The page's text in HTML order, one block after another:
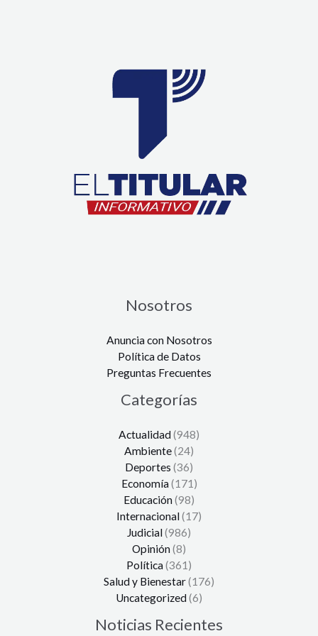
Nosotros
Anuncia con Nosotros
Política de Datos
Preguntas Frecuentes
Categorías
Actualidad(948)
Ambiente(24)
Deportes (36)
Economía(171)
Educación(98)
Internacional(17)
Judicial(986)
Opinión(8)
Política(361)
Salud y Bienestar(176)
Uncategorized(6)
Noticias Recientes